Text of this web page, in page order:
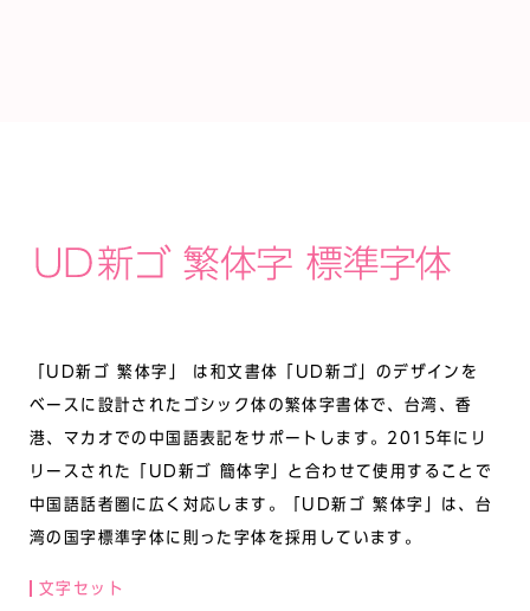
「UD新ゴ 繁体字」 は和文書体「UD新ゴ」のデザインを
ベースに設計されたゴシック体の繁体字書体で、台湾、香
港、マカオでの中国語表記をサポートします。2015年にリ
リースされた「UD新ゴ 簡体字」と合わせて使用することで
中国語話者圏に広く対応します。「UD新ゴ 繁体字」は、台
湾の国字標準字体に則った字体を採用しています。
文字セット